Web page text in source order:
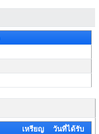
เหรียญ
วันที่ได้รับ